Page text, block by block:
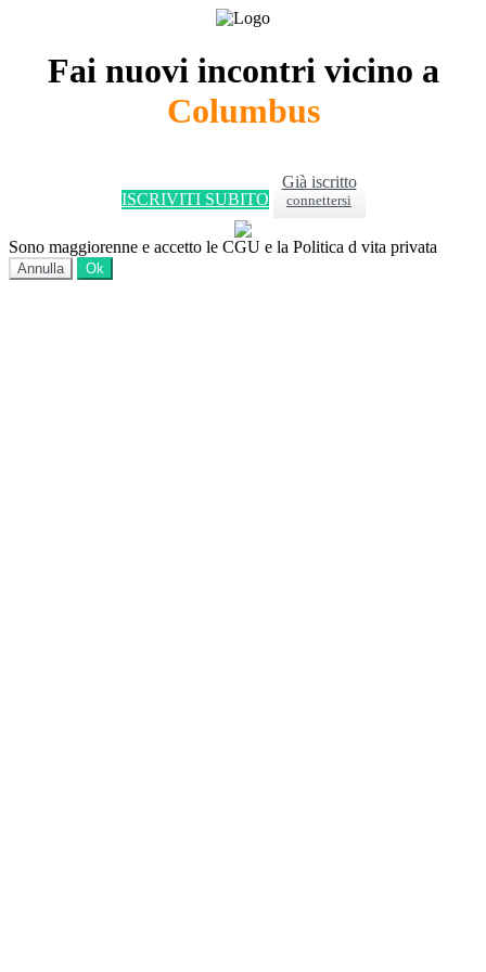
Fai nuovi incontri vicino a
Columbus
ISCRIVITI SUBITO
Già iscritto
connettersi
Sono maggiorenne e accetto le CGU e la Politica d vita privata
Annulla Ok